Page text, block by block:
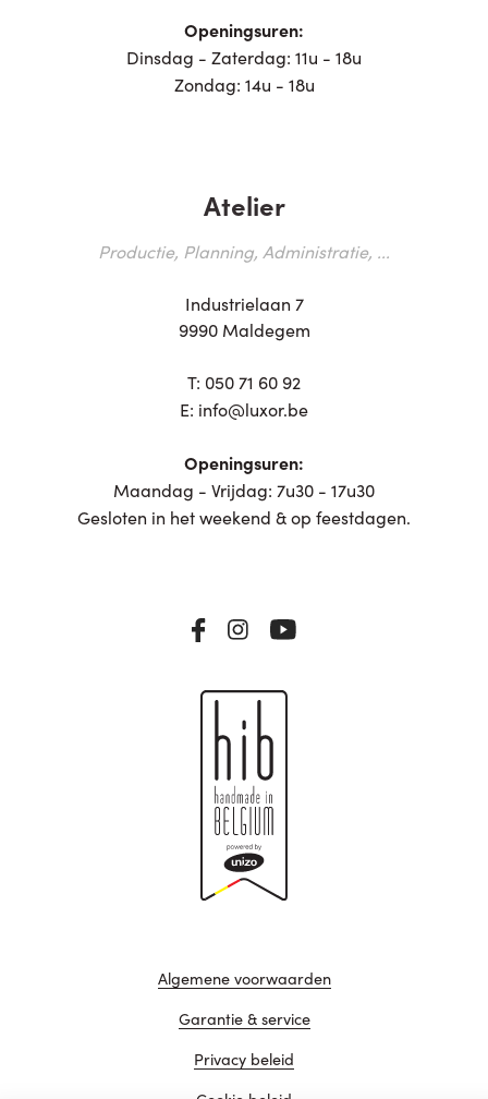
Openingsuren:
Dinsdag - Zaterdag: 11u - 18u
Zondag: 14u - 18u
Atelier
Productie, Planning, Administratie, ...
Industrielaan 7
9990 Maldegem
T: 050 71 60 92
E: info@luxor.be
Openingsuren:
Maandag - Vrijdag: 7u30 - 17u30
Gesloten in het weekend & op feestdagen.
Algemene voorwaarden
Garantie & service
Privacy beleid